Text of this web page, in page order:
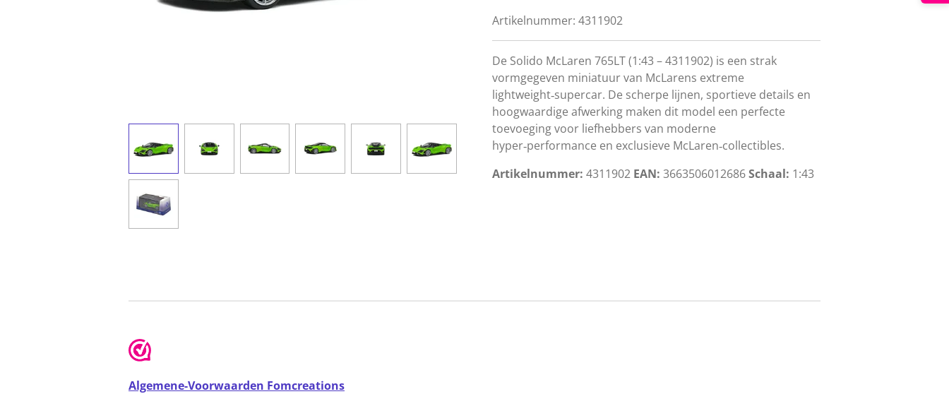
Artikelnummer: 4311902
De Solido McLaren 765LT (1:43 – 4311902) is een strak
vormgegeven miniatuur van McLarens extreme
lightweight‑supercar. De scherpe lijnen, sportieve details en
hoogwaardige afwerking maken dit model een perfecte
toevoeging voor liefhebbers van moderne
hyper‑performance en exclusieve McLaren‑collectibles.
Artikelnummer: 4311902 EAN: 3663506012686Schaal: 1:43
Algemene-Voorwaarden Fomcreations